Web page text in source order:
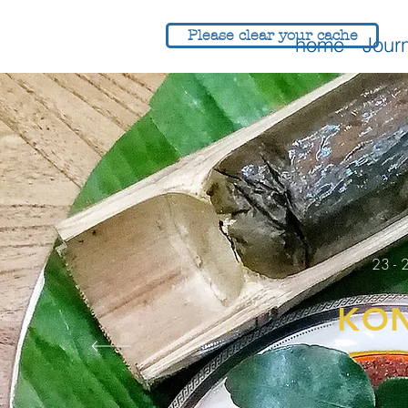
home
Please clear your cache
Home About Us
23 -